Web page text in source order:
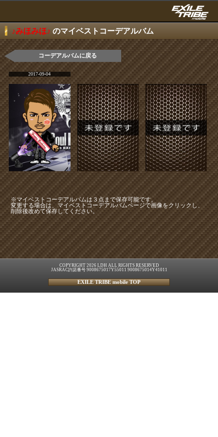
♪みほみほ♪ のマイベストコーデアルバム
コーデアルバムに戻る
2017-09-04
※マイベストコーデアルバムは３点まで保存可能です。
変更する場合は、マイベストコーデアルバムページで画像をクリックし、
削除後改めて保存してください。
COPYRIGHT 2026 LDH ALL RIGHTS RESERVED
JASRAC許諾番号 9008675017Y55011 9008675014Y41011
EXILE TRIBE mobile TOP